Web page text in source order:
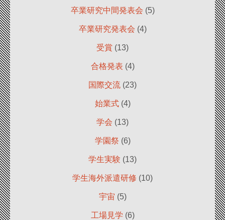
卒業研究中間発表会 (5)
卒業研究発表会 (4)
受賞 (13)
合格発表 (4)
国際交流 (23)
始業式(4)
学会 (13)
学園祭 (6)
学生実験 (13)
学生海外派遣研修 (10)
宇宙 (5)
工場見学 (6)